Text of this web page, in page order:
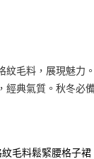
紋毛料，展現魅力
經典氣質。秋冬必
毛料鬆緊腰格子